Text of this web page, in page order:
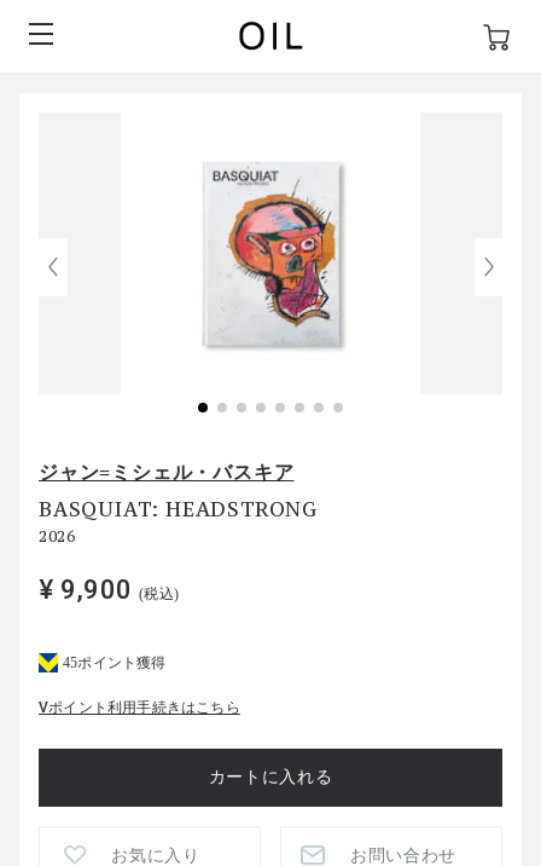
ジャン=ミシェル・バスキア
BASQUIAT: HEADSTRONG
2026
¥ 9,900 (税込)
45ポイント獲得
Vポイント利用手続きはこちら
お気に入り お問い合わせ